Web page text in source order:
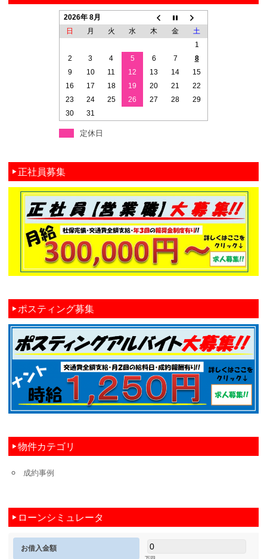
2026年 8月
日
月 火 水 木 金
土
1
2
3 4 5 6 7
8
9
10 11 12 13 14
15
16
17 18 19 20 21
22
23
24 25 26 27 28
29
30
31
定休日
正社員募集
ポスティング募集
物件カテゴリ
成約事例
ローンシミュレータ
お借入金額